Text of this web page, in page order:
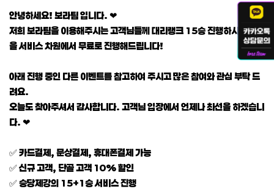
본문
안녕하세요! 보라팀 입니다. ❤
저희 보라팀을 이용해주시는 고객님들께 대리랭크 15승 진행하시면 1승
을 서비스 차원에서 무료로 진행해드립니다!
아래 진행 중인 다른 이벤트를 참고하여 주시고 많은 참여와 관심 부탁 드
려요.
오늘도 찾아주셔서 감사합니다. 고객님 입장에서 언제나 최선을 하겠습니
다. ❤
✅ 카드결제, 문상결제, 휴대폰결제 가능
✅ 신규 고객, 단골 고객 10% 할인
✅ 승당제강의 15+1승 서비스 진행